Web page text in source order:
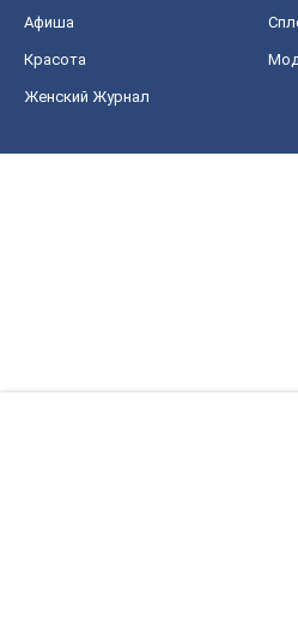
Афиша
Красота
Женский Журнал